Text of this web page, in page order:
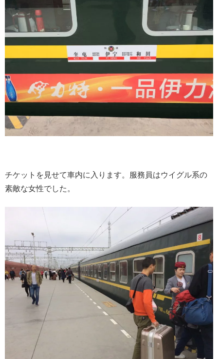
チケットを見せて車内に入ります。服務員はウイグル系の
素敵な女性でした。